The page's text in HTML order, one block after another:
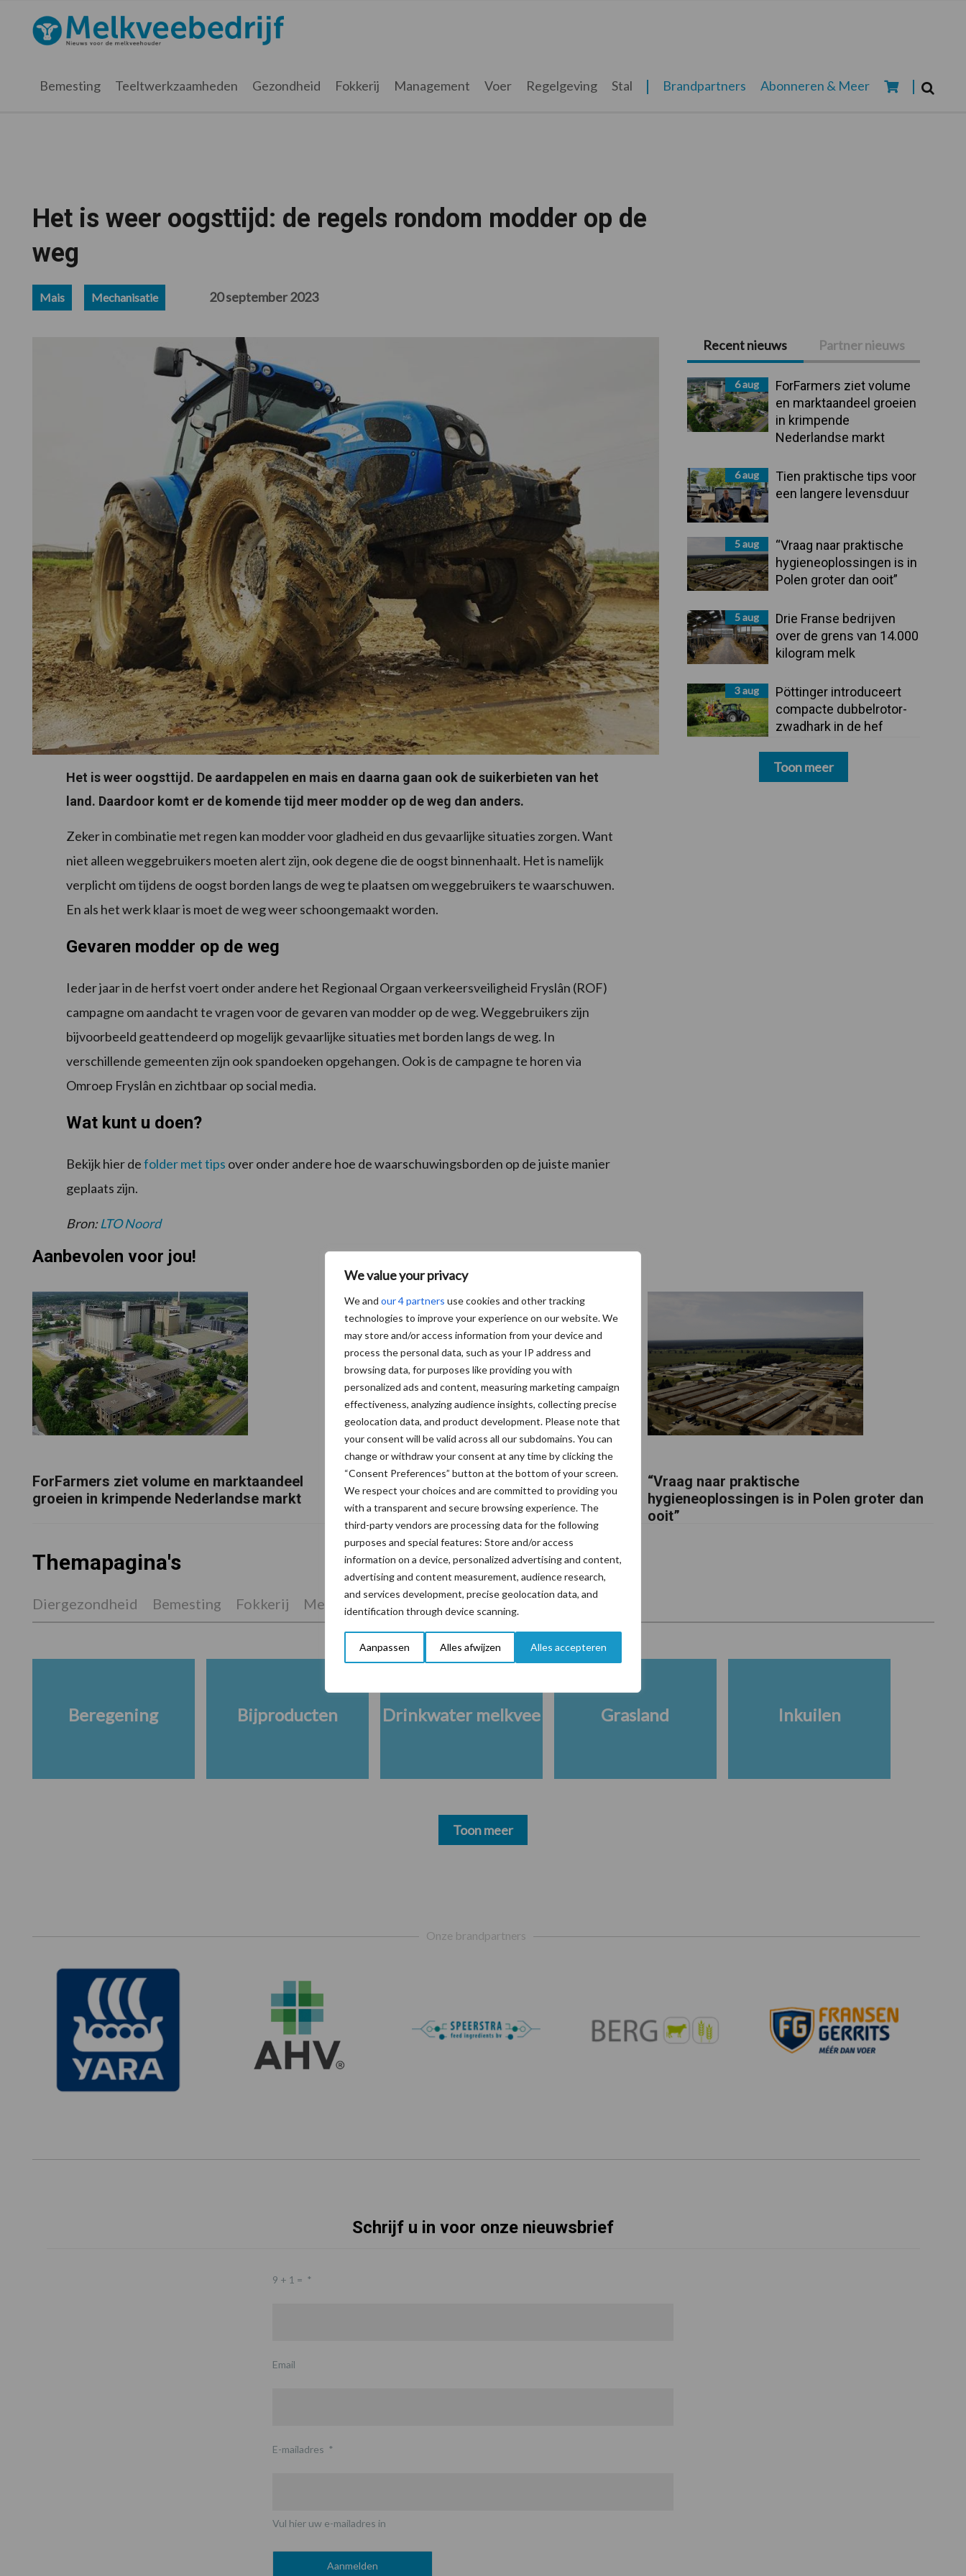
We value your privacy
We and our 4 partners use cookies and other tracking
technologies to improve your experience on our website. We
may store and/or access information from your device and
process the personal data, such as your IP address and
browsing data, for purposes like providing you with
personalized ads and content, measuring marketing campaign
effectiveness, analyzing audience insights, collecting precise
geolocation data, and product development. Please note that
your consent will be valid across all our subdomains. You can
change or withdraw your consent at any time by clicking the
“Consent Preferences” button at the bottom of your screen.
We respect your choices and are committed to providing you
with a transparent and secure browsing experience. The
third-party vendors are processing data for the following
purposes and special features: Store and/or access
information on a device, personalized advertising and content,
advertising and content measurement, audience research,
and services development, precise geolocation data, and
identification through device scanning.
Aanpassen Alles afwijzen Alles accepteren
hoofdnavigatie
hoofd
eerste
voettekst
Melkveebedrijf.nl
Bemesting Teeltwerkzaamheden Gezondheid Fokkerij Management Voer Regelgeving Stal Brandpartners Abonneren & Meer
Het is weer oogsttijd: de regels rondom modder op de
weg
Mais Mechanisatie 20 september 2023
Het is weer oogsttijd. De aardappelen en mais en daarna gaan ook de suikerbieten van het
land. Daardoor komt er de komende tijd meer modder op de weg dan anders.
Zeker in combinatie met regen kan modder voor gladheid en dus gevaarlijke situaties zorgen. Want
niet alleen weggebruikers moeten alert zijn, ook degene die de oogst binnenhaalt. Het is namelijk
verplicht om tijdens de oogst borden langs de weg te plaatsen om weggebruikers te waarschuwen.
En als het werk klaar is moet de weg weer schoongemaakt worden.
Gevaren modder op de weg
Ieder jaar in de herfst voert onder andere het Regionaal Orgaan verkeersveiligheid Fryslân (ROF)
campagne om aandacht te vragen voor de gevaren van modder op de weg. Weggebruikers zijn
bijvoorbeeld geattendeerd op mogelijk gevaarlijke situaties met borden langs de weg. In
verschillende gemeenten zijn ook spandoeken opgehangen. Ook is de campagne te horen via
Omroep Fryslân en zichtbaar op social media.
Wat kunt u doen?
Bekijk hier defolder met tips over onder andere hoe de waarschuwingsborden op de juiste manier
geplaats zijn.
Bron:LTO Noord
Primaire
Sidebar
Recent nieuws Partner nieuws
6 aug
ForFarmers ziet volume
en marktaandeel groeien
in krimpende
Nederlandse markt
6 aug
Tien praktische tips voor
een langere levensduur
5 aug
“Vraag naar praktische
hygieneoplossingen is in
Polen groter dan ooit”
5 aug
Drie Franse bedrijven
over de grens van 14.000
kilogram melk
3 aug
Pöttinger introduceert
compacte dubbelrotor-
zwadhark in de hef
Toon meer
Aanbevolen voor jou!
ForFarmers ziet volume en marktaandeel
groeien in krimpende Nederlandse markt
Tien praktische tips voor een langere
levensduur
“Vraag naar praktische
hygieneoplossingen is in Polen groter dan
ooit”
Themapagina's
Diergezondheid Bemesting Fokkerij Melkveebedrijf Veevoer Wet en regelgeving
Beregening Bijproducten Drinkwater melkvee Grasland Inkuilen
Toon meer
Onze brandpartners
Schrijf u in voor onze nieuwsbrief
9 + 1 = *
Email
E-mailadres *
Vul hier uw e-mailadres in